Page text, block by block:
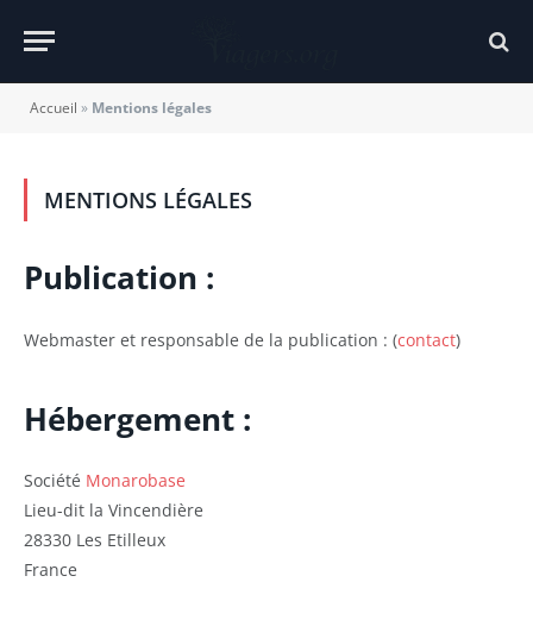
Accueil » Mentions légales
MENTIONS LÉGALES
Publication :
Webmaster et responsable de la publication : (contact)
Hébergement :
Société Monarobase
Lieu-dit la Vincendière
28330 Les Etilleux
France